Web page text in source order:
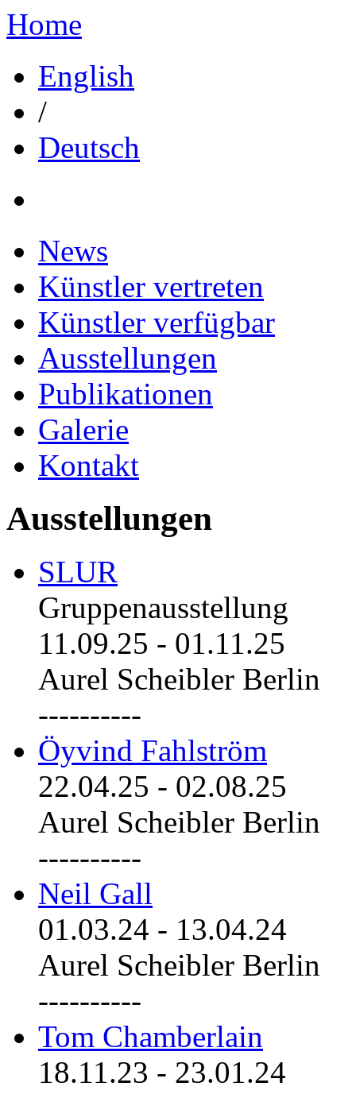
Home
English
/
Deutsch
News
Künstler vertreten
Künstler verfügbar
Ausstellungen
Publikationen
Galerie
Kontakt
Ausstellungen
SLUR
Gruppenausstellung
11.09.25 - 01.11.25
Aurel Scheibler Berlin
----------
Öyvind Fahlström
22.04.25 - 02.08.25
Aurel Scheibler Berlin
----------
Neil Gall
01.03.24 - 13.04.24
Aurel Scheibler Berlin
----------
Tom Chamberlain
18.11.23 - 23.01.24